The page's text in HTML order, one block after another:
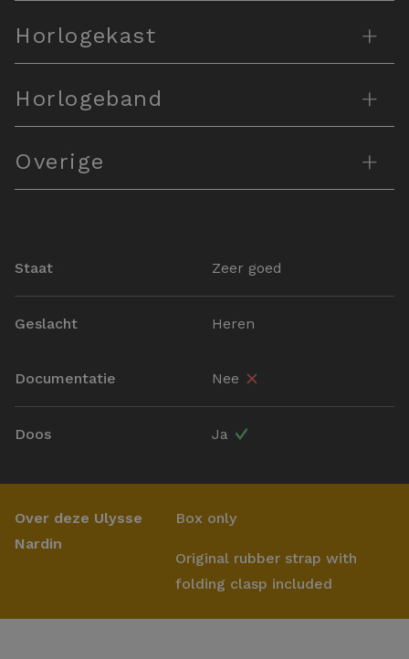
Horlogekast +
Horlogeband +
Overige +
Staat Zeer goed
Geslacht Heren
Documentatie Nee
Doos Ja
Over deze Ulysse
Nardin
Box only
Original rubber strap with
folding clasp included